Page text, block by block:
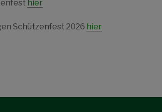
hier
Schützenfest 2026 hier